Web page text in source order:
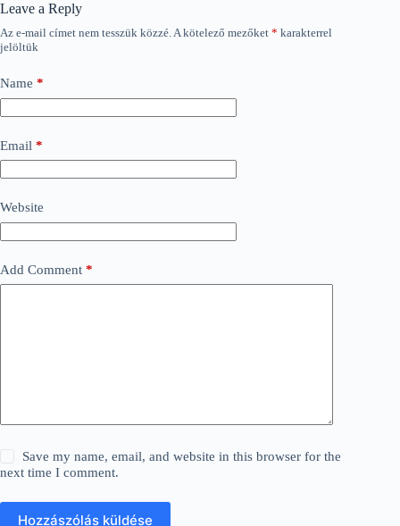
Leave a Reply
Az e-mail címet nem tesszük közzé.A kötelező mezőket * karakterrel
jelöltük
Name *
Email *
Website
Add Comment *
Save my name, email, and website in this browser for the
next time I comment.
Hozzászólás küldése